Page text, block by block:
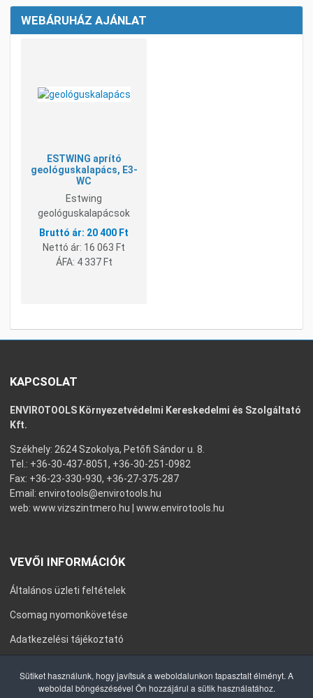
WEBÁRUHÁZ AJÁNLAT
ESTWING aprító
geológuskalapács, E3-
WC
Estwing
geológuskalapácsok
20 400 Ft
Nettó ár: 16 063 Ft
ÁFA: 4 337 Ft
KAPCSOLAT
ENVIROTOOLS Környezetvédelmi Kereskedelmi és Szolgáltató
Kft.
Székhely: 2624 Szokolya, Petőfi Sándor u. 8.
Tel.: +36-30-437-8051, +36-30-251-0982
Fax: +36-23-330-930, +36-27-375-287
Email: envirotools@envirotools.hu
web: www.vizszintmero.hu www.envirotools.hu
VEVŐI INFORMÁCIÓK
Általános üzleti feltételek
Csomag nyomonkövetése
Adatkezelési tájékoztató
Impresszum
Sütiket használunk, hogy javítsuk a weboldalunkon tapasztalt élményt. A
weboldal böngészésével Ön hozzájárul a sütik használatához.